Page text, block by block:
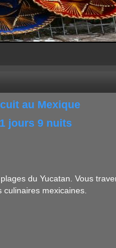
au Mexique
jours 9 nuits
du Yucatan. Vous
mexicaines.